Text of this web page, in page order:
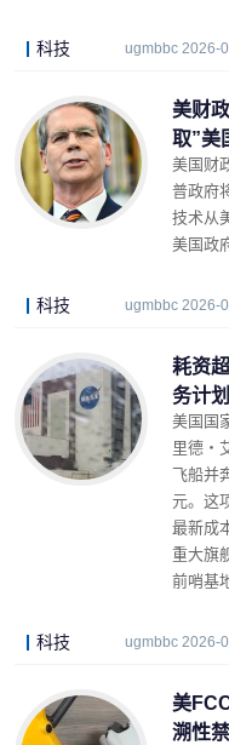
科技 ugmbbc 2026-
美财
取”美
美国财
普政府
技术从
美国政
科技 ugmbbc 2026-
耗资
务计
美国国
里德・
飞船并
元。这
最新成
重大旗
前哨基
科技 ugmbbc 2026-
美
溯性